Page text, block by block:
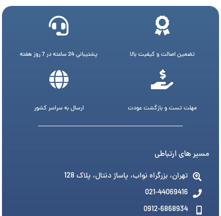
تضمین اصالت و کیفیت بالا پشتیبانی 24 ساعته در 7 روز هفته
مهلت تست و بازگشت عودت ارسال به سراسر کشور
مسیر های ارتباطی
تهران، بزرگراه نواب، پاساژ دنتال، پلاک 128
021-44069416
0912-6868934